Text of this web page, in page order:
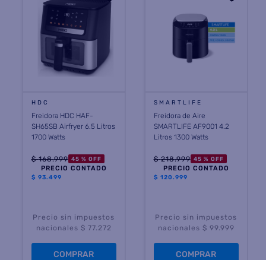
HDC
Freidora HDC HAF-
SH65SB Airfryer 6.5 Litros
1700 Watts
$ 168.999 45 % OFF
PRECIO CONTADO
$ 93.499
Precio sin impuestos
nacionales $ 77.272
COMPRAR
SMARTLIFE
Freidora de Aire
SMARTLIFE AF9001 4.2
Litros 1300 Watts
$ 218.999 45 % OFF
PRECIO CONTADO
$ 120.999
Precio sin impuestos
nacionales $ 99.999
COMPRAR